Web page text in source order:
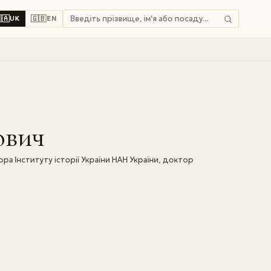
UK 🇬🇧EN
Інституту історії України НАН України, доктор